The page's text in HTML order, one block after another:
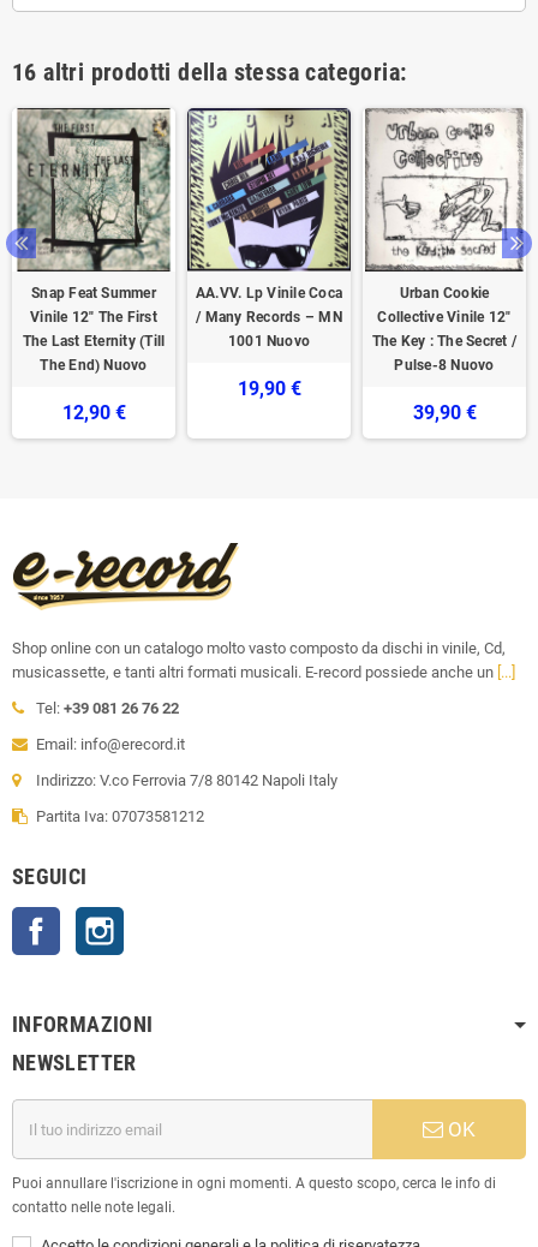
16 altri prodotti della stessa categoria:
Snap Feat Summer
‎Vinile 12" The First
The Last Eternity (Till
The End) Nuovo
12,90 €
AA.VV. Lp Vinile Coca
/ Many Records ‎– MN
1001 Nuovo
19,90 €
Urban Cookie
Collective Vinile 12"
The Key : The Secret /
Pulse-8 Nuovo
39,90 €
Shop online con un catalogo molto vasto composto da dischi in vinile, Cd,
musicassette, e tanti altri formati musicali. E-record possiede anche un [...]
Tel: +39 081 26 76 22
Email: info@erecord.it
Indirizzo: V.co Ferrovia 7/8 80142 Napoli Italy
Partita Iva: 07073581212
SEGUICI
Facebook
INFORMAZIONI
NEWSLETTER
OK
Puoi annullare l'iscrizione in ogni momenti. A questo scopo, cerca le info di
contatto nelle note legali.